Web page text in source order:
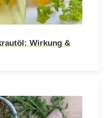
Wirkung &